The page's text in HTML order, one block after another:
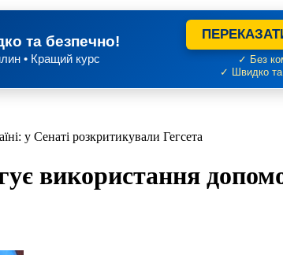
та безпечно!
• Кращий курс
✓ Без
✓ Швидко та
у Сенаті розкритикували Гегсета
використання